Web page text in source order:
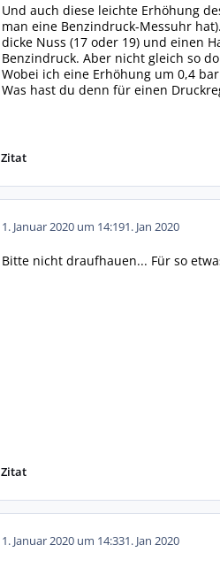
Und auch diese leichte Erhöhung
man eine Benzindruck-Messuhr
dicke Nuss (17 oder 19) und einen
Benzindruck. Aber nicht gleich so
Wobei ich eine Erhöhung um 0,4
Was hast du denn für einen
Zitat
1. Januar 2020 um 14:191. Jan 2020
Bitte nicht draufhauen... Für so
Zitat
1. Januar 2020 um 14:331. Jan 2020